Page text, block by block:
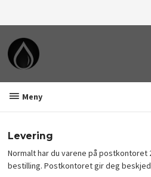
Meny
Levering
Normalt har du varene på postkontoret
bestilling. Postkontoret gir deg